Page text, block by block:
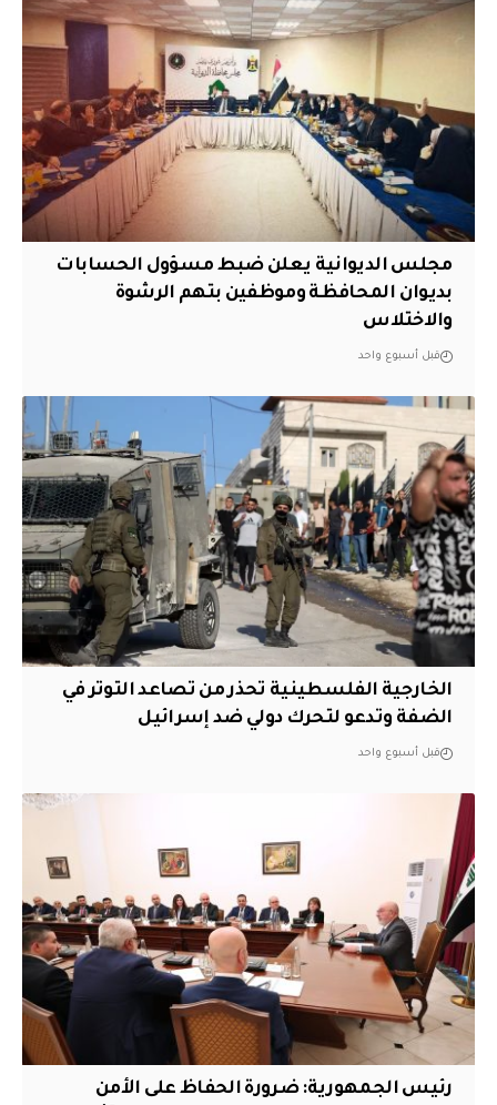
مجلس الديوانية يعلن ضبط مسؤول الحسابات
بديوان المحافظة وموظفين بتهم الرشوة
والاختلاس
قبل أسبوع واحد
الخارجية الفلسطينية تحذر من تصاعد التوتر في
الضفة وتدعو لتحرك دولي ضد إسرائيل
قبل أسبوع واحد
رئيس الجمهورية: ضرورة الحفاظ على الأمن